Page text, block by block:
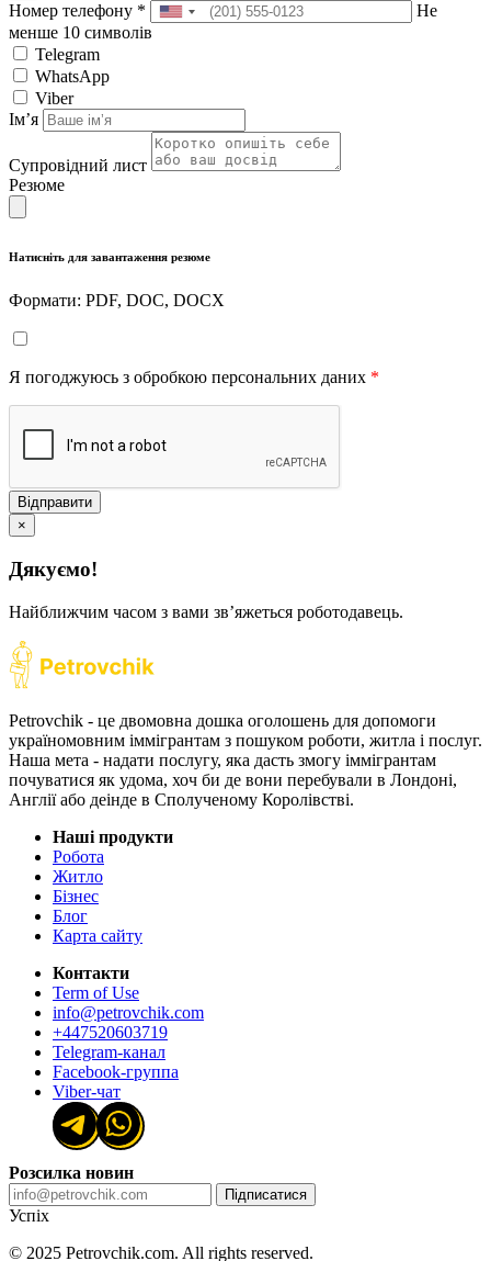
Номер телефону *
Не
менше 10 символів
Telegram
WhatsApp
Viber
Імʼя
Супровідний лист
Резюме
Натисніть для завантаження резюме
Формати: PDF, DOC, DOCX
Я погоджуюсь з обробкою персональних даних *
Відправити
×
Дякуємо!
Найближчим часом з вами звʼяжеться роботодавець.
Petrovchik - це двомовна дошка оголошень для допомоги
україномовним іммігрантам з пошуком роботи, житла і послуг.
Наша мета - надати послугу, яка дасть змогу іммігрантам
почуватися як удома, хоч би де вони перебували в Лондоні,
Англії або деінде в Сполученому Королівстві.
Наші продукти
Робота
Житло
Бізнес
Блог
Карта сайту
Контакти
Term of Use
info@petrovchik.com
+447520603719
Telegram-канал
Facebook-группа
Viber-чат
Розсилка новин
Підписатися
Успіх
© 2025 Petrovchik.com. All rights reserved.